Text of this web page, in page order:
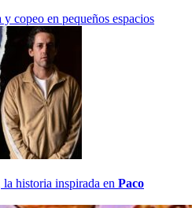
y copeo en pequeños espacios
la historia inspirada en Paco